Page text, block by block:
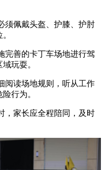
须佩戴头盔、护膝、护肘
完善的卡丁车场地进行驾
玩耍。
阅读场地规则，听从工作
行为。
，家长应全程陪同，及时